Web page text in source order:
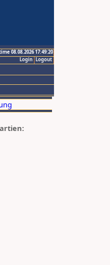
08.08.2026 17:49:20
Logout
Login